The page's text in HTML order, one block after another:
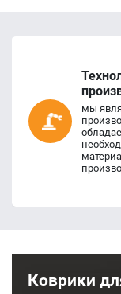
мы
Коврики